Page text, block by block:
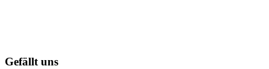
Gefällt uns